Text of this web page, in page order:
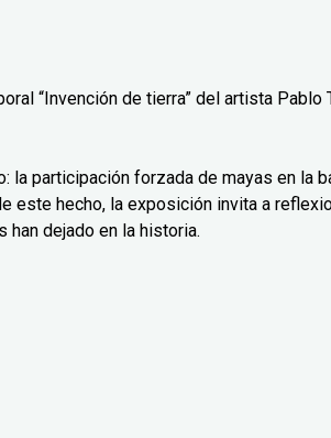
“Invención de tierra” del artista Pablo
la participación forzada de mayas en la
este hecho, la exposición invita a
dejado en la historia.